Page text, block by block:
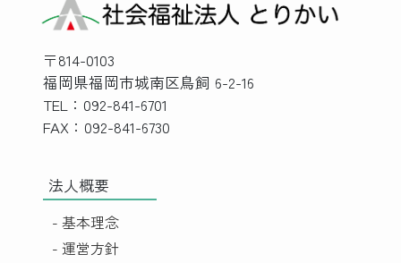
〒814-0103
福岡県福岡市城南区鳥飼 6-2-16
TEL：092-841-6701
FAX：092-841-6730
法人概要
- 基本理念
- 運営方針